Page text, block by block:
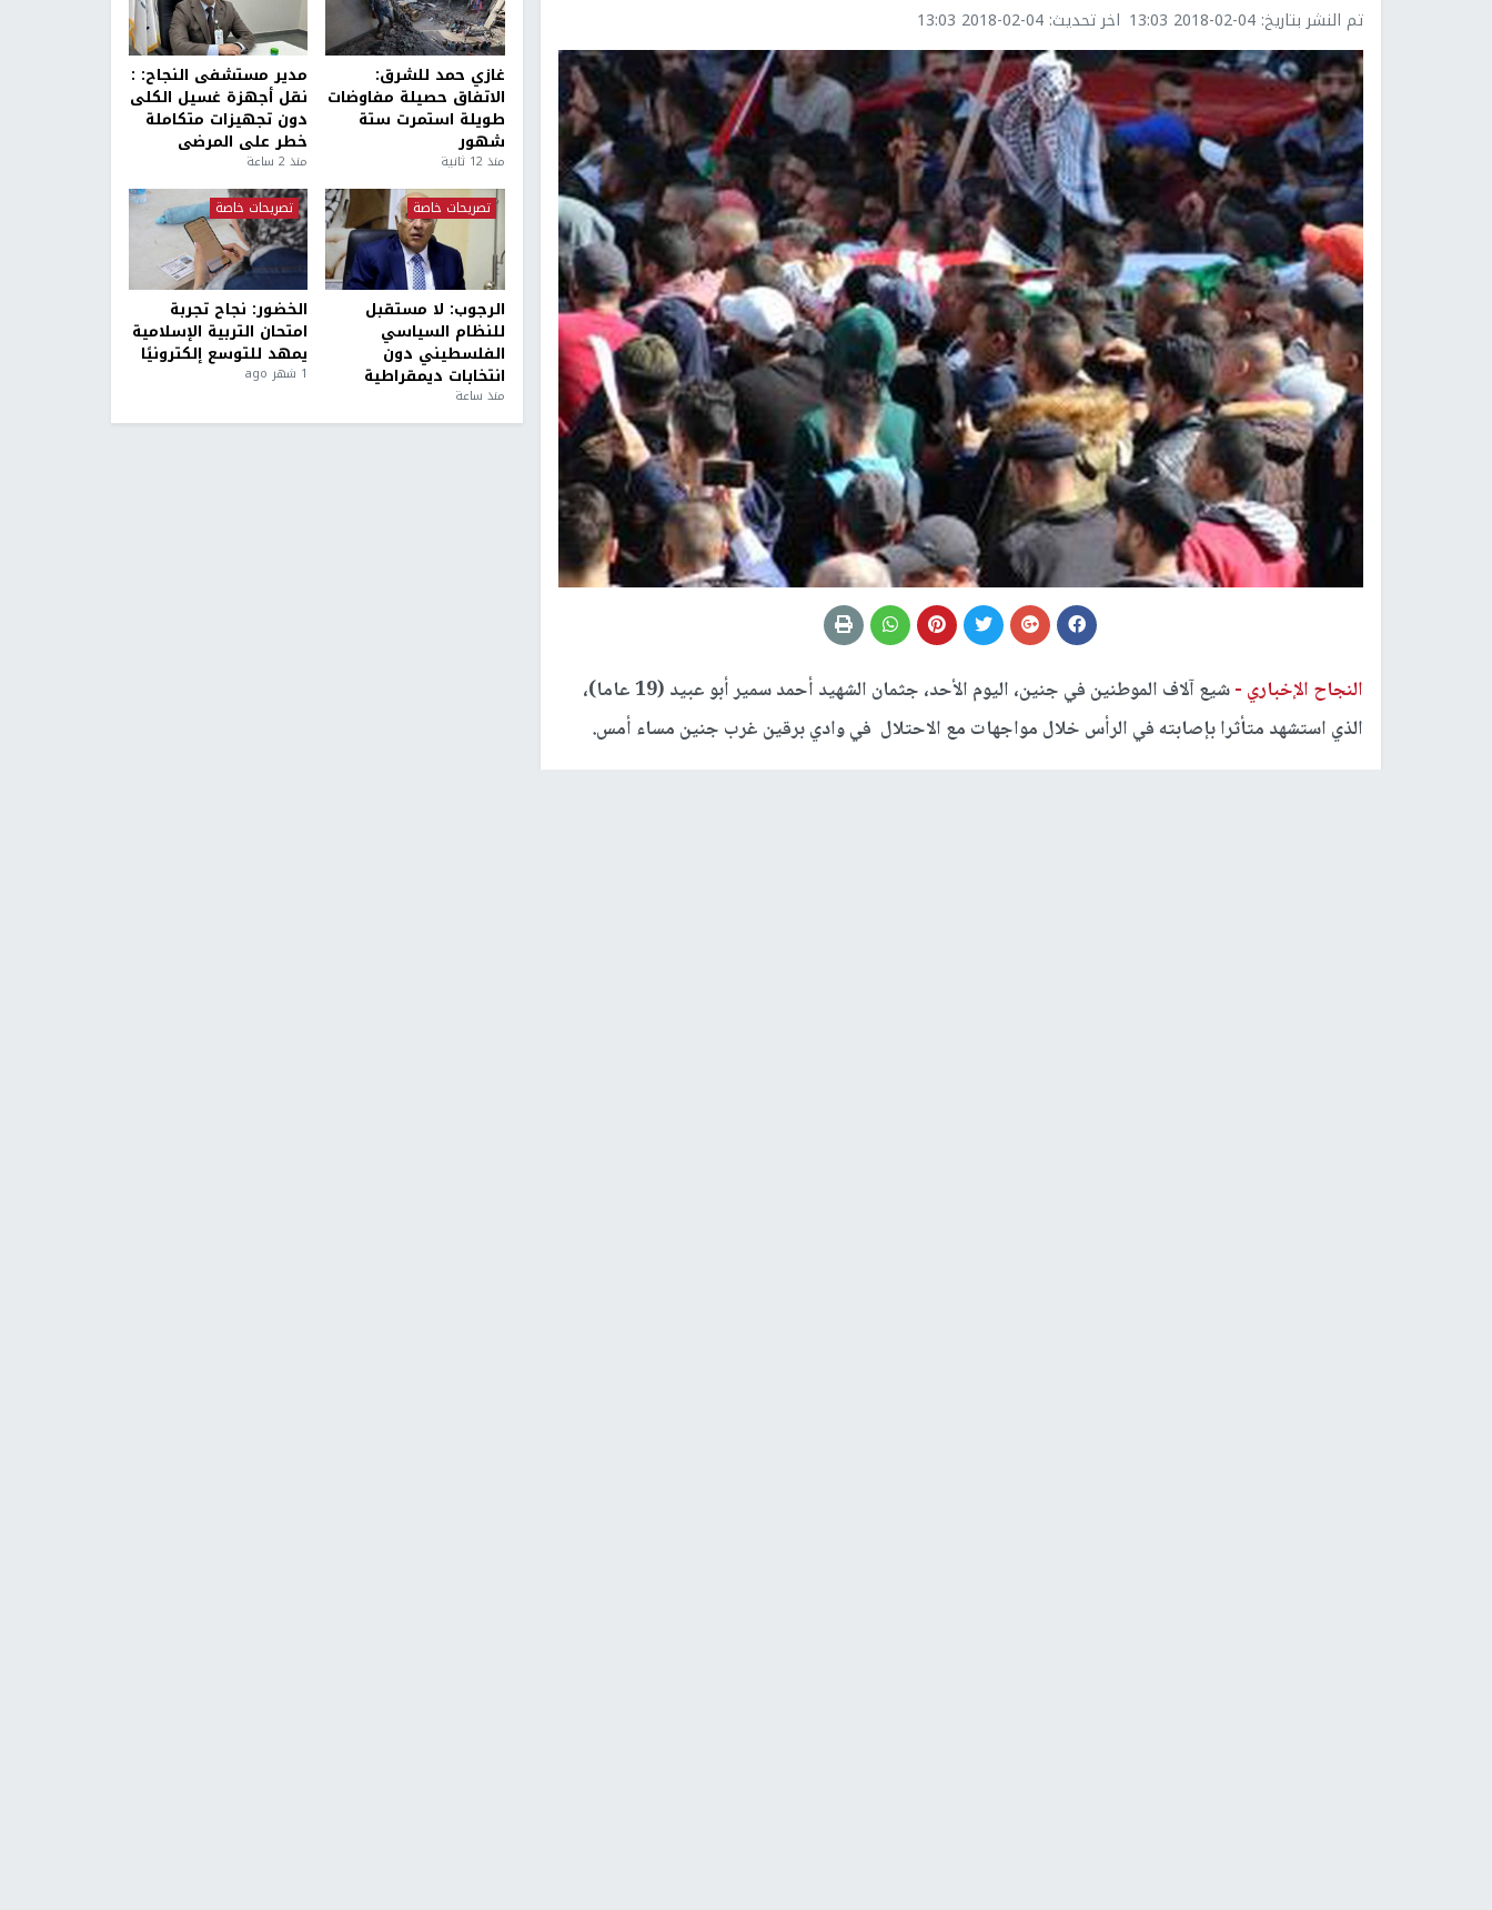
تم النشر بتاريخ: 2018-02-04 13:03 اخر تحديث: 2018-02-04 13:03
النجاح الإخباري -
شيع آلاف الموطنين في جنين، اليوم الأحد، جثمان الشهيد أحمد سمير أبو عبيد (19 عاما)،
الذي استشهد متأثرا بإصابته في الرأس خلال مواجهات مع الاحتلال في وادي برقين غرب جنين مساء أمس.
غازي حمد للشرق:
الاتفاق حصيلة مفاوضات
طويلة استمرت ستة
شهور
منذ 12 ثانية
مدير مستشفى النجاح: :
نقل أجهزة غسيل الكلى
دون تجهيزات متكاملة
خطر على المرضى
منذ 2 ساعة
تصريحات خاصة
الرجوب: لا مستقبل
للنظام السياسي
الفلسطيني دون
انتخابات ديمقراطية
منذ ساعة
تصريحات خاصة
الخضور: نجاح تجربة
امتحان التربية الإسلامية
يمهد للتوسع إلكترونيًا
1 شهر ago